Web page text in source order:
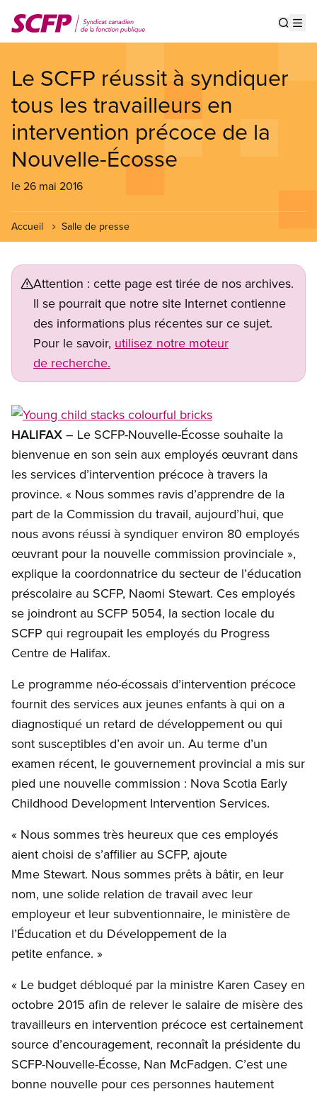
au
contenu
Le SCFP réussit à syndiquer
tous les travailleurs en
intervention précoce de la
Nouvelle-Écosse
le 26 mai 2016
Accueil Salle de presse
Attention : cette page est tirée de nos archives.
Il se pourrait que notre site Internet contienne
des informations plus récentes sur ce sujet.
Pour le savoir, utilisez notre moteur
de recherche.
Open image in modal
HALIFAX – Le SCFP-Nouvelle-Écosse souhaite la
bienvenue en son sein aux employés œuvrant dans
les services d’intervention précoce à travers la
province. « Nous sommes ravis d’apprendre de la
part de la Commission du travail, aujourd’hui, que
nous avons réussi à syndiquer environ 80 employés
œuvrant pour la nouvelle commission provinciale »,
explique la coordonnatrice du secteur de l’éducation
préscolaire au SCFP, Naomi Stewart. Ces employés
se joindront au SCFP 5054, la section locale du
SCFP qui regroupait les employés du Progress
Centre de Halifax.
Le programme néo-écossais d’intervention précoce
fournit des services aux jeunes enfants à qui on a
diagnostiqué un retard de développement ou qui
sont susceptibles d’en avoir un. Au terme d’un
examen récent, le gouvernement provincial a mis sur
pied une nouvelle commission : Nova Scotia Early
Childhood Development Intervention Services.
« Nous sommes très heureux que ces employés
aient choisi de s’affilier au SCFP, ajoute
Mme Stewart. Nous sommes prêts à bâtir, en leur
nom, une solide relation de travail avec leur
employeur et leur subventionnaire, le ministère de
l’Éducation et du Développement de la
petite enfance. »
« Le budget débloqué par la ministre Karen Casey en
octobre 2015 afin de relever le salaire de misère des
travailleurs en intervention précoce est certainement
source d’encouragement, reconnaît la présidente du
SCFP-Nouvelle-Écosse, Nan McFadgen. C’est une
bonne nouvelle pour ces personnes hautement